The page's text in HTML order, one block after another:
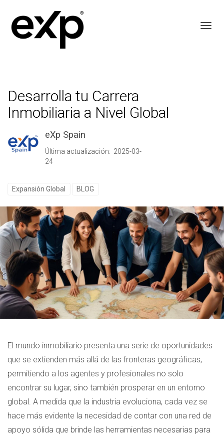
Desarrolla tu Carrera
Inmobiliaria a Nivel Global
eXp Spain
Última actualización: 2025-03-
24
Expansión Global BLOG
El mundo inmobiliario presenta una serie de oportunidades
que se extienden más allá de las fronteras geográficas,
permitiendo a los agentes y profesionales no solo
encontrar su lugar, sino también prosperar en un entorno
global. A medida que la industria evoluciona, cada vez se
hace más evidente la necesidad de contar con una red de
apoyo sólida que brinde las herramientas necesarias para